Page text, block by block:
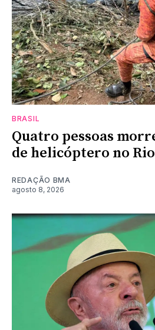
BRASIL
Quatro pessoas
de helicóptero no
REDAÇÃO BMA
agosto 8, 2026